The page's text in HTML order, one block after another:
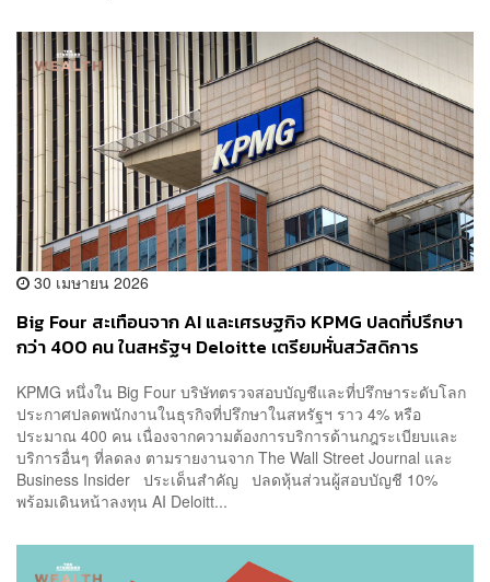
30 เมษายน 2026
Big Four สะเทือนจาก AI และเศรษฐกิจ KPMG ปลดที่ปรึกษา
กว่า 400 คน ในสหรัฐฯ Deloitte เตรียมหั่นสวัสดิการ
KPMG หนึ่งใน Big Four บริษัทตรวจสอบบัญชีและที่ปรึกษาระดับโลก
ประกาศปลดพนักงานในธุรกิจที่ปรึกษาในสหรัฐฯ ราว 4% หรือ
ประมาณ 400 คน เนื่องจากความต้องการบริการด้านกฎระเบียบและ
บริการอื่นๆ ที่ลดลง ตามรายงานจาก The Wall Street Journal และ
Business Insider ประเด็นสำคัญ ปลดหุ้นส่วนผู้สอบบัญชี 10%
พร้อมเดินหน้าลงทุน AI Deloitt...